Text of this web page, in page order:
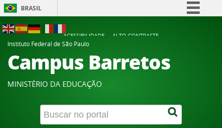
BRASIL
Participe
Acesso à informação
Canais
ACESSIBILIDADE
ALTO CONTRASTE
Instituto Federal de São Paulo
Campus Barretos
MINISTÉRIO DA EDUCAÇÃO